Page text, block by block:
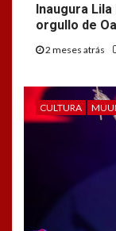
Inaugura
orgullo de
2 meses atrás
CULTURA